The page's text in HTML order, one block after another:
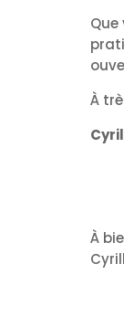
À
À